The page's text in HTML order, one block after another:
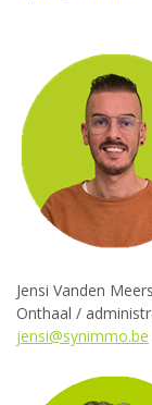
Jensi Vanden
Onthaal /
jensi@synimmo.be